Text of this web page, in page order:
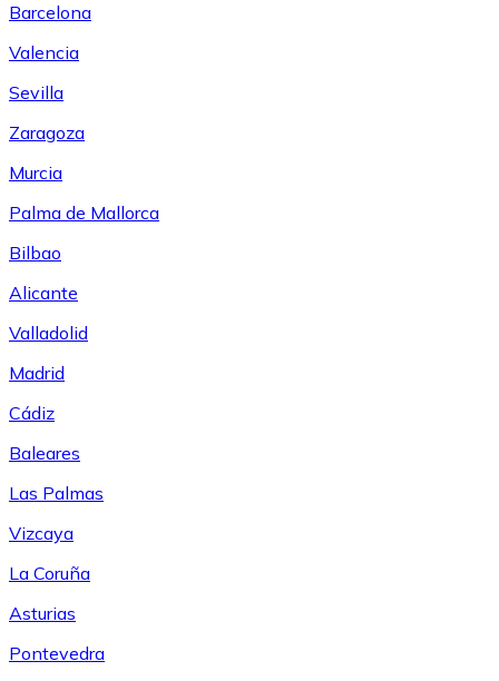
Barcelona
Valencia
Sevilla
Zaragoza
Murcia
Palma de Mallorca
Bilbao
Alicante
Valladolid
Madrid
Cádiz
Baleares
Las Palmas
Vizcaya
La Coruña
Asturias
Pontevedra